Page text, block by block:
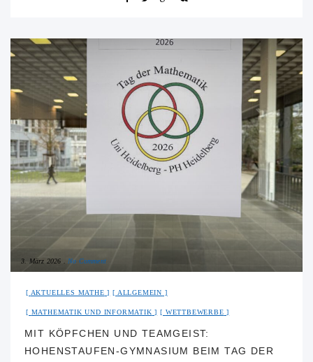
3. März 2026 No Comment
AKTUELLES MATHE ALLGEMEIN
MATHEMATIK UND INFORMATIK WETTBEWERBE
MIT KÖPFCHEN UND TEAMGEIST:
HOHENSTAUFEN-GYMNASIUM BEIM TAG DER